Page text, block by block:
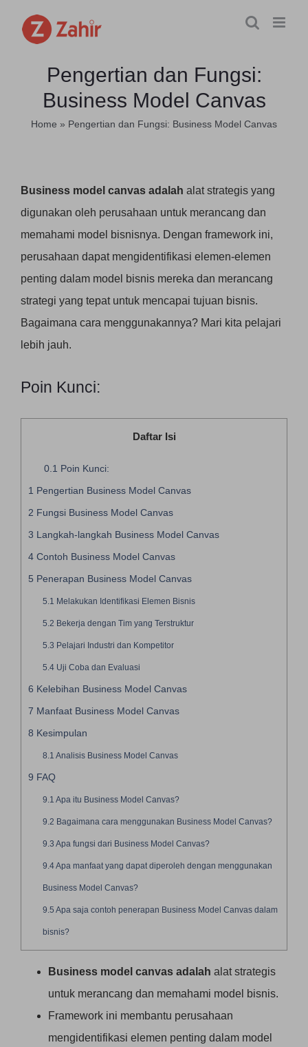
Pengertian dan Fungsi:
Business Model Canvas
Home » Pengertian dan Fungsi: Business Model Canvas
Business model canvas adalah alat strategis yang
digunakan oleh perusahaan untuk merancang dan
memahami model bisnisnya. Dengan framework ini,
perusahaan dapat mengidentifikasi elemen-elemen
penting dalam model bisnis mereka dan merancang
strategi yang tepat untuk mencapai tujuan bisnis.
Bagaimana cara menggunakannya? Mari kita pelajari
lebih jauh.
Poin Kunci:
Daftar Isi
0.1 Poin Kunci:
1 Pengertian Business Model Canvas
2 Fungsi Business Model Canvas
3 Langkah-langkah Business Model Canvas
4 Contoh Business Model Canvas
5 Penerapan Business Model Canvas
5.1 Melakukan Identifikasi Elemen Bisnis
5.2 Bekerja dengan Tim yang Terstruktur
5.3 Pelajari Industri dan Kompetitor
5.4Uji Coba dan Evaluasi
6 Kelebihan Business Model Canvas
7 Manfaat Business Model Canvas
8 Kesimpulan
8.1 Analisis Business Model Canvas
9 FAQ
9.1 Apa itu Business Model Canvas?
9.2 Bagaimana cara menggunakan Business Model Canvas?
9.3 Apa fungsi dari Business Model Canvas?
9.4Apa manfaat yang dapat diperoleh dengan menggunakan
Business Model Canvas?
9.5 Apa saja contoh penerapan Business Model Canvas dalam
bisnis?
Business model canvas adalah alat strategis
untuk merancang dan memahami model bisnis.
Framework ini membantu perusahaan
mengidentifikasi elemen penting dalam model